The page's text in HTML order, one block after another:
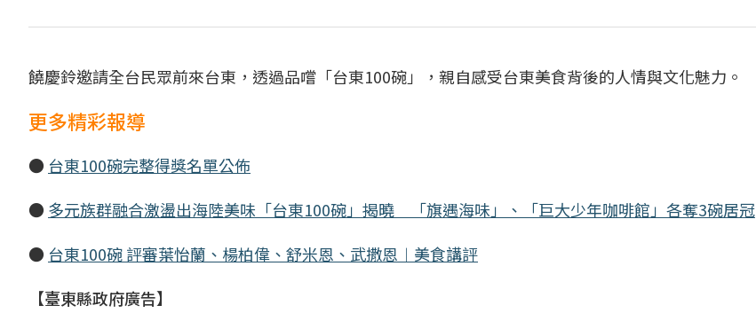
饒慶鈴邀請全台民眾前來台東，透過品嚐「台東100碗」，親自感受台東美食背後的人情與文化魅力。
更多精彩報導
● 台東100碗完整得獎名單公佈
● 多元族群融合激盪出海陸美味「台東100碗」揭曉 「旗遇海味」、「巨大少年咖啡館」各奪3碗居冠
● 台東100碗 評審葉怡蘭、楊柏偉、舒米恩、武撒恩︱美食講評
【臺東縣政府廣告】